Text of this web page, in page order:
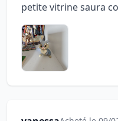
petite vitrine saura